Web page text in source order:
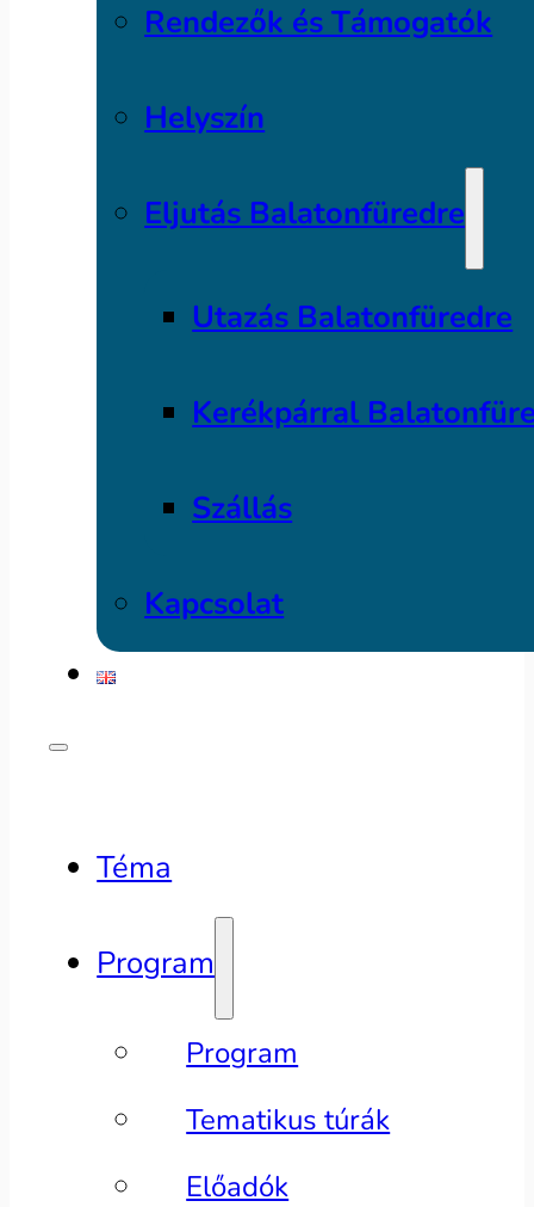
Rendezők és Támogatók
Helyszín
Eljutás Balatonfüredre
Utazás Balatonfüredre
Kerékpárral
Szállás
Kapcsolat
Téma
Program
Program
Tematikus túrák
Előadók